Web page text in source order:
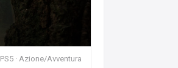
PS5 · Azione/Avventura